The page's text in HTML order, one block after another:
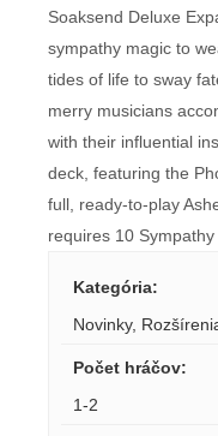
Soaksend Deluxe
sympathy magic to
tides of life to sway
merry musicians
with their influential
deck, featuring the
full, ready-to-play
requires 10
Kategória:
Novinky,
Počet hráčov:
1-2